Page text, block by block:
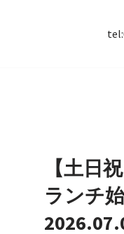
【土日
ランチ